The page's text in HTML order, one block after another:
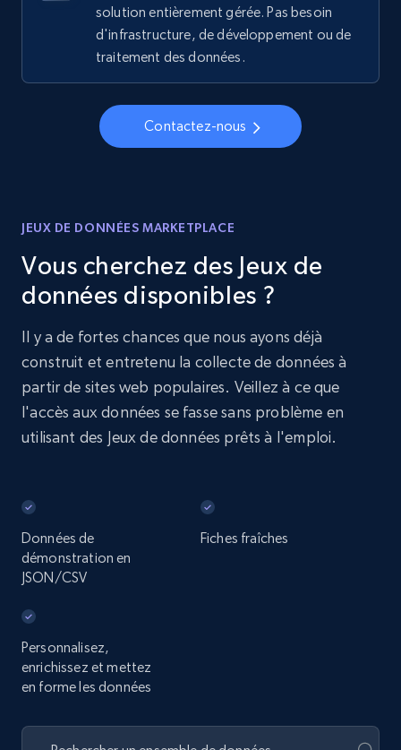
solution entièrement gérée. Pas besoin
d'infrastructure, de développement ou de
traitement des données.
Contactez-nous
JEUX DE DONNÉES MARKETPLACE
Vous cherchez des Jeux de
données disponibles ?
Il y a de fortes chances que nous ayons déjà
construit et entretenu la collecte de données à
partir de sites web populaires. Veillez à ce que
l'accès aux données se fasse sans problème en
utilisant des Jeux de données prêts à l'emploi.
Données de
démonstration en
JSON/CSV
Fiches fraîches
Personnalisez,
enrichissez et mettez
en forme les données